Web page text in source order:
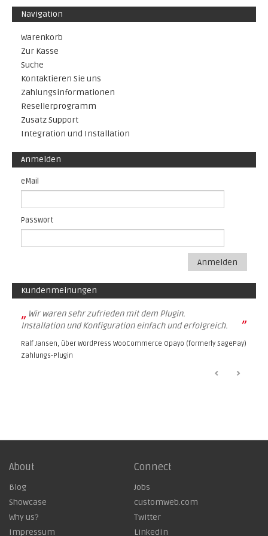
Navigation
Warenkorb
Zur Kasse
Suche
Kontaktieren Sie uns
Zahlungsinformationen
Resellerprogramm
Zusatz Support
Integration und Installation
Anmelden
eMail
Passwort
Anmelden
Kundenmeinungen
„ Wir waren sehr zufrieden mit dem Plugin.
Installation und Konfiguration einfach und erfolgreich.
”
Ralf Jansen, über WordPress WooCommerce Opayo (formerly SagePay)
Zahlungs-Plugin
About
Blog
Showcase
Why us?
Impressum
Connect
Jobs
customweb.com
Twitter
LinkedIn